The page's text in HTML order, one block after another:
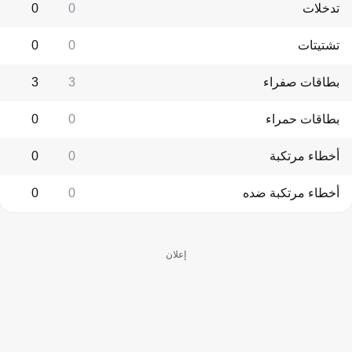
تدخلات 0
0
تشتيتات 0
0
بطاقات صفراء 3
3
بطاقات حمراء 0
0
أخطاء مرتكبة 0
0
أخطاء مرتكبة ضده 0
0
إعلان